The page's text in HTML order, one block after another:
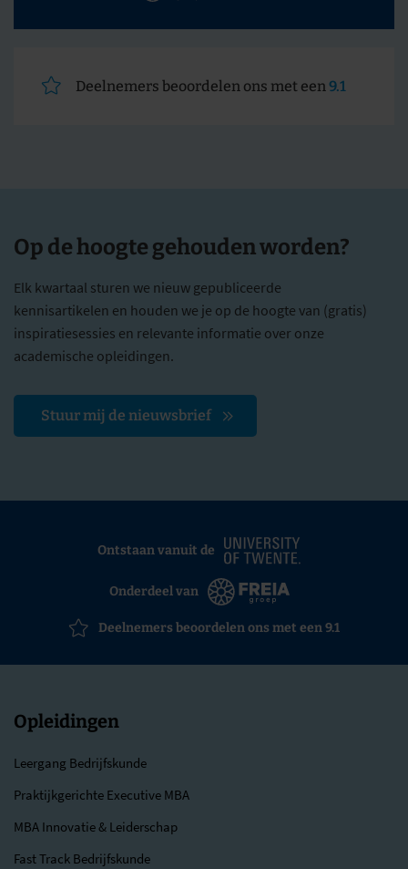
Deelnemers beoordelen ons met een 9.1
Op de hoogte gehouden worden?
Elk kwartaal sturen we nieuw gepubliceerde
kennisartikelen en houden we je op de hoogte van (gratis)
inspiratiesessies en relevante informatie over onze
academische opleidingen.
Stuur mij de nieuwsbrief
Ontstaan vanuit de
Onderdeel van
Deelnemers beoordelen ons met een 9.1
Opleidingen
Leergang Bedrijfskunde
Praktijkgerichte Executive MBA
MBA Innovatie & Leiderschap
Fast Track Bedrijfskunde